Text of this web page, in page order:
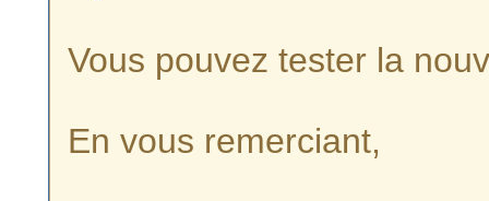
Vous pouvez tester la
En vous remerciant,